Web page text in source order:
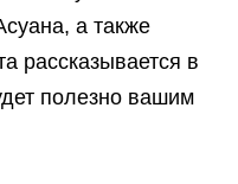
а также
рассказывается в
полезно вашим